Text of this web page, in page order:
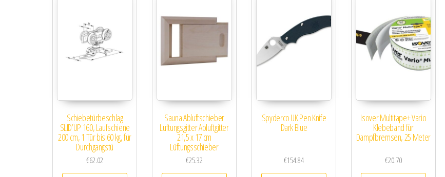
Schiebetürbeschlag
SLID’UP 160, Laufschiene
200 cm, 1 Tür bis 60 kg, für
Durchgangstü
€62.02
Sauna Abluftschieber
Lüftungsgitter Abluftgitter
21,5 x 17 cm
Lüftungsschieber
€25.32
Spyderco UK Pen Knife
Dark Blue
€154.84
Isover Multitape+ Vario
Klebeband für
Dampfbremsen, 25 Meter
€20.70